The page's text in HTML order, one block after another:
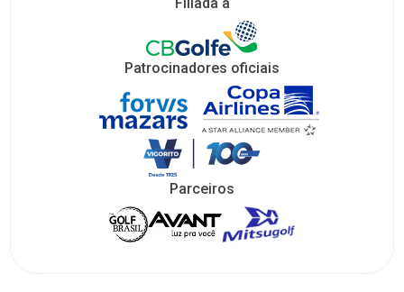
Patrocinadores oficiais
Parceiros